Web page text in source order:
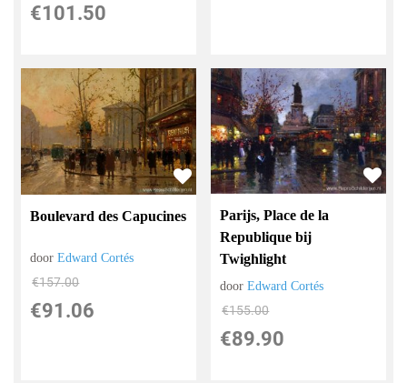
€101.50
Boulevard des Capucines
doorEdward Cortés
€157.00
€91.06
Parijs, Place de la
Republique bij
Twighlight
doorEdward Cortés
€155.00
€89.90